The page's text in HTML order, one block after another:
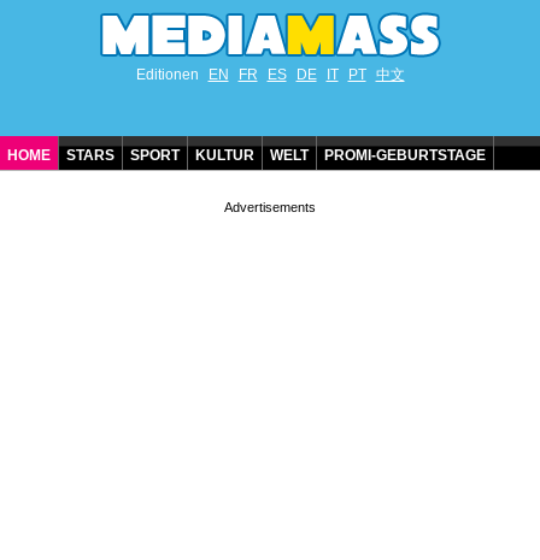
Editionen EN FR ES DE IT PT 中文
HOME STARS SPORT KULTUR WELT PROMI-GEBURTSTAGE